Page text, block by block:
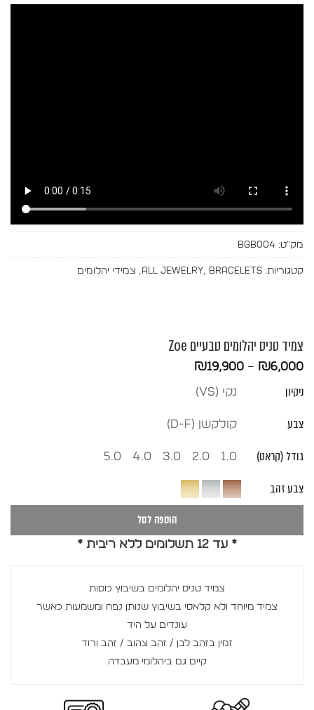
צמיד טניס יהלומים טבעיים Zoe
₪6,000
–
₪19,900
עד
ניקיון נקי (vs)
צבע קולקשן (D-F)
גודל (קראט) 1.0
2.0
3.0
4.0
5.0
צבע זהב
הוספה לסל
* עד 12 תשלומים ללא ריבית *
צמיד טניס יהלומים בשיבוץ כוסות
צמיד מיוחד ולא קלאסי בשיבוץ שנותן נפח ומשמעות כאשר
עונדים על היד
זמין בזהב לבן / זהב צהוב / זהב ורוד
קיים גם ביהלומי מעבדה
מק"ט: BGB004
קטגוריות: All Jewelry, Bracelets
, צמידי יהלומים